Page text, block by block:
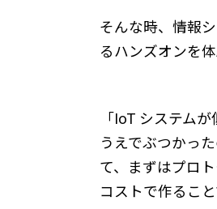
そんな時、情報
るハンズオンを
「IoT システム
うえでぶつかっ
て、まずはプロ
コストで作るこ